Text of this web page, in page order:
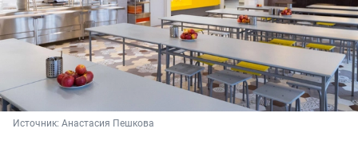
Источник: Анастасия Пешкова